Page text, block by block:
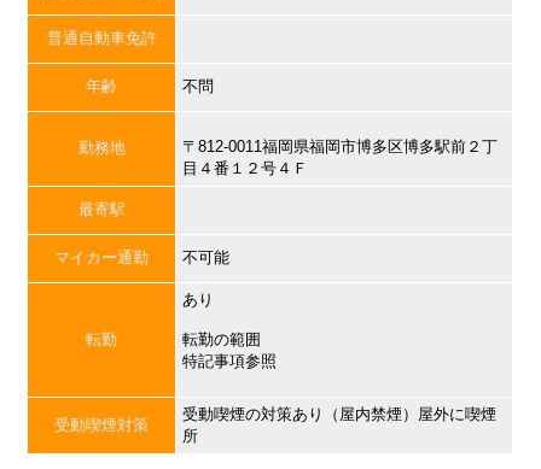
普通自動車免許
年齢 不問
勤務地
〒812-0011福岡県福岡市博多区博多駅前２丁
目４番１２号４Ｆ
最寄駅
マイカー通勤 不可能
転勤
あり
転勤の範囲
特記事項参照
受動喫煙対策
受動喫煙の対策あり（屋内禁煙）屋外に喫煙
所